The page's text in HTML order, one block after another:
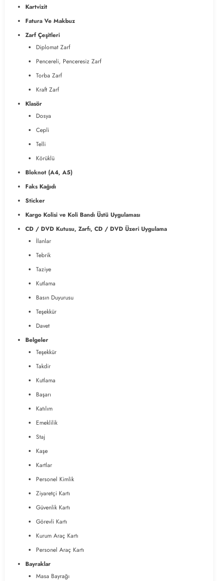
Kartvizit
Fatura Ve Makbuz
Zarf Çeşitleri
Diplomat Zarf
Pencereli, Penceresiz Zarf
Torba Zarf
Kraft Zarf
Klasör
Dosya
Cepli
Telli
Körüklü
Bloknot (A4, A5)
Faks Kağıdı
Sticker
Kargo Kolisi ve Koli Bandı Üstü Uygulaması
CD / DVD Kutusu, Zarfı, CD / DVD Üzeri Uygulama
İlanlar
Tebrik
Taziye
Kutlama
Basın Duyurusu
Teşekkür
Davet
Belgeler
Teşekkür
Takdir
Kutlama
Başarı
Katılım
Emeklilik
Staj
Kaşe
Kartlar
Personel Kimlik
Ziyaretçi Kartı
Güvenlik Kartı
Görevli Kartı
Kurum Araç Kartı
Personel Araç Kartı
Bayraklar
Masa Bayrağı